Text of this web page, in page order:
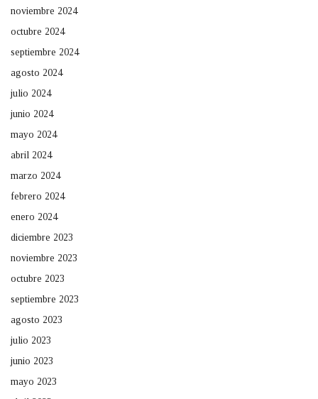
noviembre 2024
octubre 2024
septiembre 2024
agosto 2024
julio 2024
junio 2024
mayo 2024
abril 2024
marzo 2024
febrero 2024
enero 2024
diciembre 2023
noviembre 2023
octubre 2023
septiembre 2023
agosto 2023
julio 2023
junio 2023
mayo 2023